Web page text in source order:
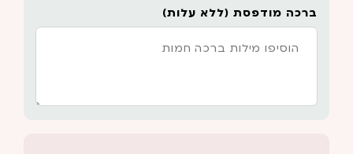
ברכה מודפסת (ללא עלות)